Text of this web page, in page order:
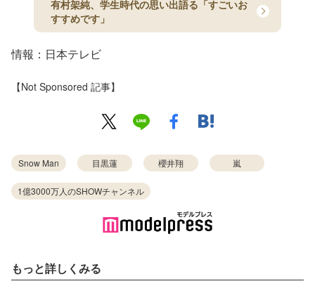
有村架純、学生時代の思い出語る「すごいお
すすめです」
情報：日本テレビ
【Not Sponsored 記事】
Snow Man 目黒蓮 櫻井翔 嵐
1億3000万人のSHOWチャンネル
もっと詳しくみる